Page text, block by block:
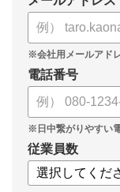
電話番号
従業員数